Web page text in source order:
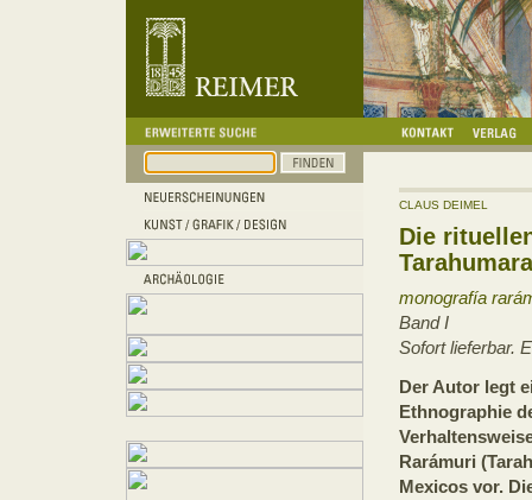
CLAUS DEIMEL
Die
Tarahumara
monografía
Band I
Sofort lieferbar.
Der Autor legt
Ethnographie
Rarámuri
Mexicos vor.